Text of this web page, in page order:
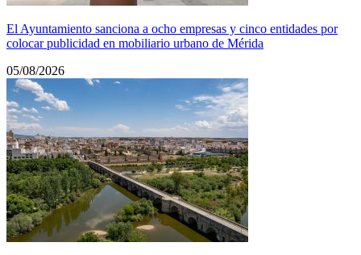
El Ayuntamiento sanciona a ocho empresas y cinco entidades por
colocar publicidad en mobiliario urbano de Mérida
05/08/2026